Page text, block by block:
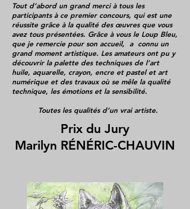
Tout d’abord un grand merci à tous les
participants à ce premier concours, qui est une
réussite grâce à la qualité des œuvres que vous
avez tous présentées. Grâce à vous le Loup Bleu,
que je remercie pour son accueil, a connu un
grand moment artistique. Les amateurs ont pu y
découvrir la palette des techniques de l’art
huile, aquarelle, crayon, encre et pastel et art
numérique et des travaux où se mêle la qualité
technique, les émotions et la sensibilité.
Toutes les qualités d’un vrai artiste.
Prix du Jury
Marilyn RÉNÉRIC-CHAUVIN